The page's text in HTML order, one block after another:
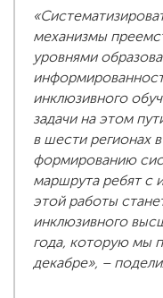
механизмы
уровнями
инклюзивного
задачи на этом
в шести регионах
формированию
маршрута ребят с
этой работы
инклюзивного
года, которую мы
декабре», –